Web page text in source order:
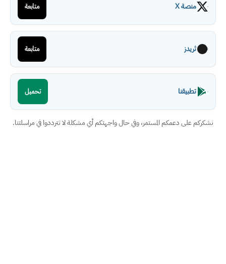
منصة X متابعة
ثريدز متابعة
تطبيقنا تحميل
نشكركم على دعمكم المستمر، وفي حال واجهتكم أي مشكلة لا تترددوا في مراسلتنا.